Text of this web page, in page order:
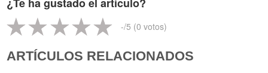
-/5 (0 votos)
ARTÍCULOS RELACIONADOS